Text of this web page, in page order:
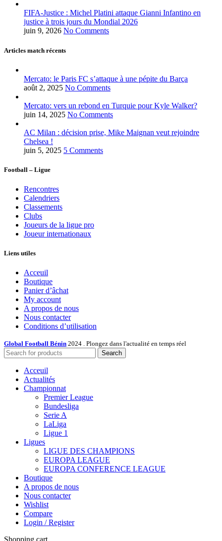
FIFA-Justice : Michel Platini attaque Gianni Infantino en
justice à trois jours du Mondial 2026
juin 9, 2026 No Comments
Articles match récents
Mercato: le Paris FC s’attaque à une pépite du Barça
août 2, 2025 No Comments
Mercato: vers un rebond en Turquie pour Kyle Walker?
juin 14, 2025 No Comments
AC Milan : décision prise, Mike Maignan veut rejoindre
Chelsea !
juin 5, 2025 5 Comments
Football – Ligue
Rencontres
Calendriers
Classements
Clubs
Joueurs de la ligue pro
Joueur internationaux
Liens utiles
Acceuil
Boutique
Panier d’âchat
My account
A propos de nous
Nous contacter
Conditions d’utilisation
Global Football Bénin 2024 . Plongez dans l'actualité en temps réel
Search
Acceuil
Actualités
Championnat
Premier League
Bundesliga
Serie A
LaLiga
Ligue 1
Ligues
LIGUE DES CHAMPIONS
EUROPA LEAGUE
EUROPA CONFERENCE LEAGUE
Boutique
A propos de nous
Nous contacter
Wishlist
Compare
Login / Register